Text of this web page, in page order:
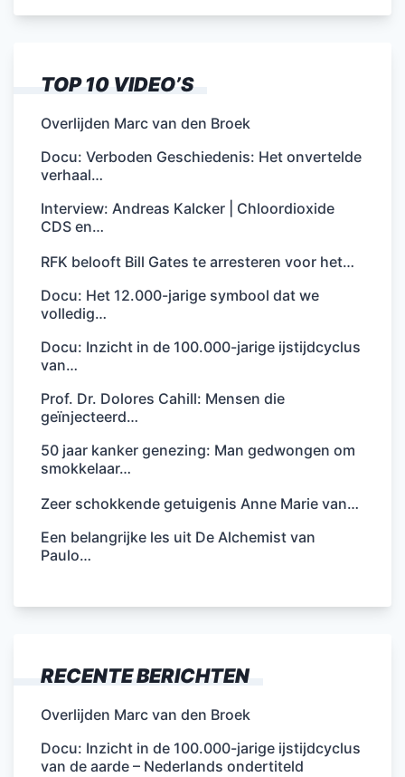
TOP 10 VIDEO’S
Overlijden Marc van den Broek
Docu: Verboden Geschiedenis: Het onvertelde
verhaal…
Interview: Andreas Kalcker | Chloordioxide
CDS en…
RFK belooft Bill Gates te arresteren voor het…
Docu: Het 12.000-jarige symbool dat we
volledig…
Docu: Inzicht in de 100.000-jarige ijstijdcyclus
van…
Prof. Dr. Dolores Cahill: Mensen die
geïnjecteerd…
50 jaar kanker genezing: Man gedwongen om
smokkelaar…
Zeer schokkende getuigenis Anne Marie van…
Een belangrijke les uit De Alchemist van
Paulo…
RECENTE BERICHTEN
Overlijden Marc van den Broek
Docu: Inzicht in de 100.000-jarige ijstijdcyclus
van de aarde – Nederlands ondertiteld